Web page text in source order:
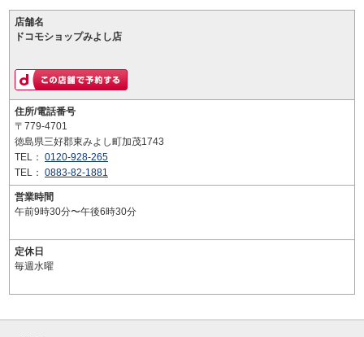
店舗名
ドコモショップみよし店
住所/電話番号
〒779-4701
徳島県三好郡東みよし町加茂1743
TEL： 0120-928-265
TEL： 0883-82-1881
営業時間
午前9時30分〜午後6時30分
定休日
毎週水曜